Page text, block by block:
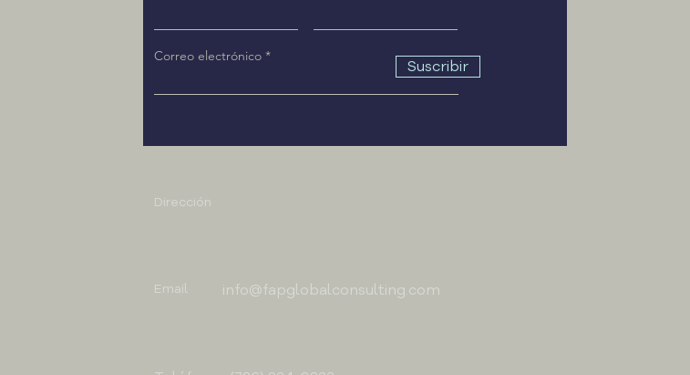
Correo electrónico
Suscribir
Dirección
Email info@fapglobalconsulting.com